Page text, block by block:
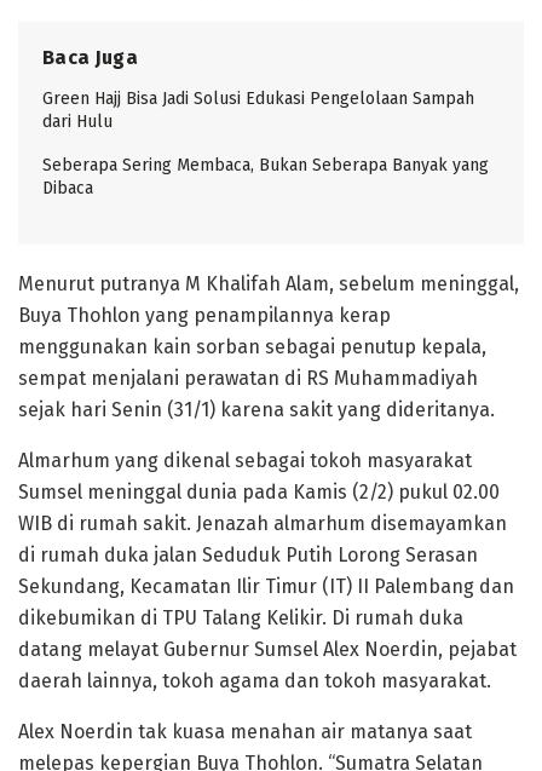
Baca Juga
Green Hajj Bisa Jadi Solusi Edukasi Pengelolaan Sampah
dari Hulu
Seberapa Sering Membaca, Bukan Seberapa Banyak yang
Dibaca
Menurut putranya M Khalifah Alam, sebelum meninggal,
Buya Thohlon yang penampilannya kerap
menggunakan kain sorban sebagai penutup kepala,
sempat menjalani perawatan di RS Muhammadiyah
sejak hari Senin (31/1) karena sakit yang dideritanya.
Almarhum yang dikenal sebagai tokoh masyarakat
Sumsel meninggal dunia pada Kamis (2/2) pukul 02.00
WIB di rumah sakit. Jenazah almarhum disemayamkan
di rumah duka jalan Seduduk Putih Lorong Serasan
Sekundang, Kecamatan Ilir Timur (IT) II Palembang dan
dikebumikan di TPU Talang Kelikir. Di rumah duka
datang melayat Gubernur Sumsel Alex Noerdin, pejabat
daerah lainnya, tokoh agama dan tokoh masyarakat.
Alex Noerdin tak kuasa menahan air matanya saat
melepas kepergian Buya Thohlon. “Sumatra Selatan